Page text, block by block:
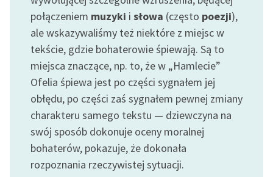
E-kolekcja lektur
szkolnych i literatury do
słuchania dla uczennic i
uczniów z
niepełnosprawnościami
Feministyczne inspiracje.
Popularyzacja
skandynawskiej literatury
feministycznej
Ręce pełne poezji
połączeniem muzyki i słowa (często poezji),
ale wskazywaliśmy też niektóre z miejsc w
tekście, gdzie bohaterowie śpiewają. Są to
miejsca znaczące, np. to, że w „Hamlecie”
Ofelia śpiewa jest po części sygnałem jej
obłędu, po części zaś sygnałem pewnej zmiany
charakteru samego tekstu — dziewczyna na
swój sposób dokonuje oceny moralnej
bohaterów, pokazuje, że dokonała
rozpoznania rzeczywistej sytuacji.